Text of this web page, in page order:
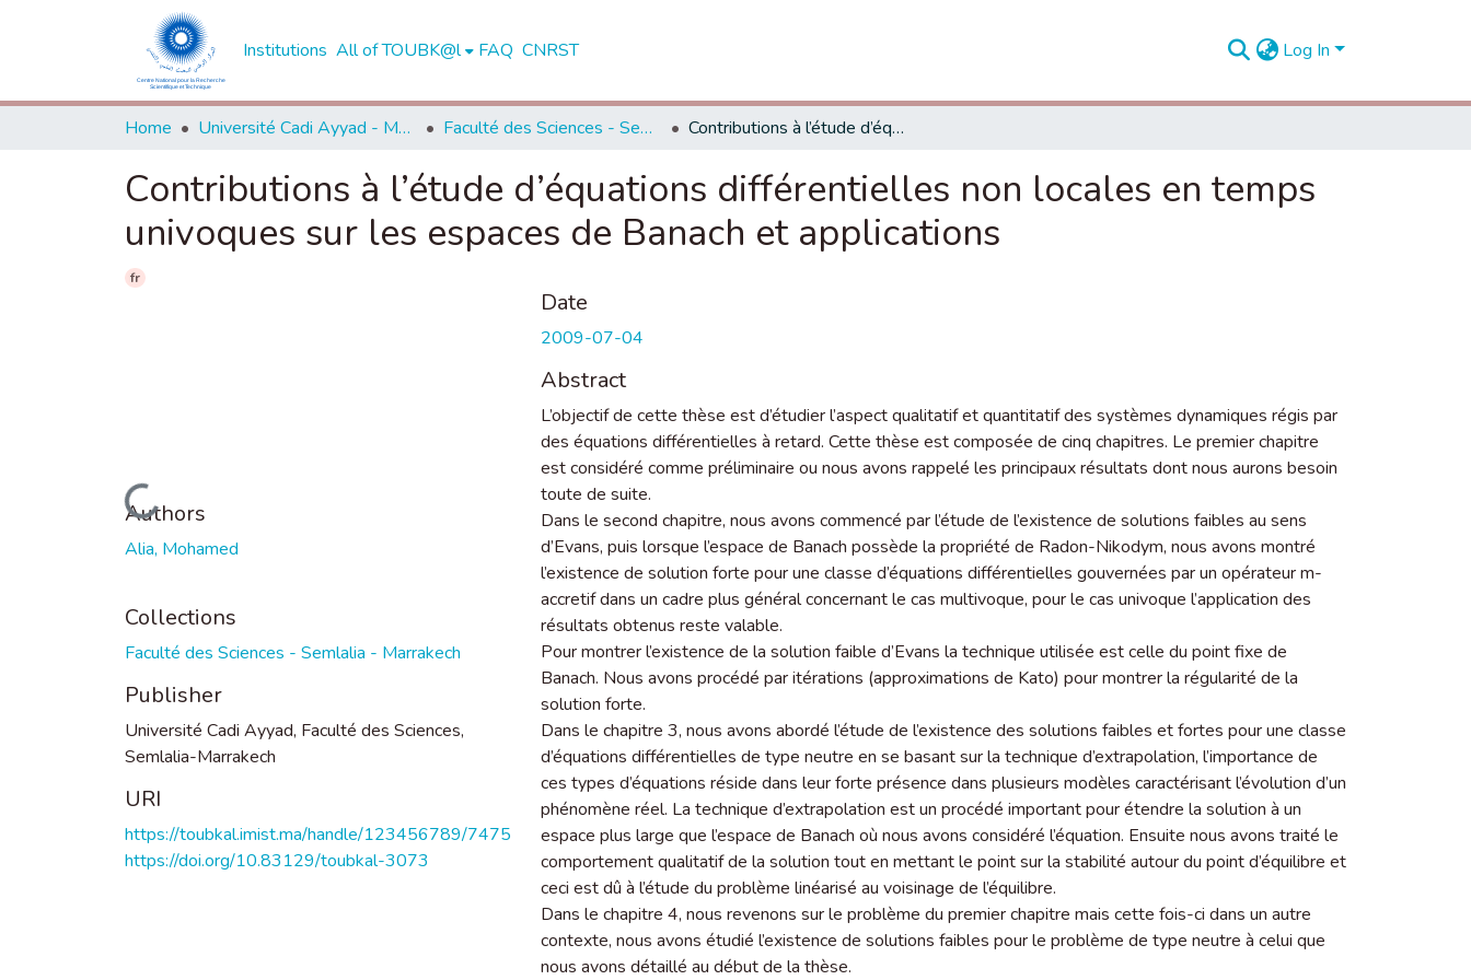
Institutions All of TOUBK@l FAQ CNRST Log In
Home Université Cadi Ayyad - Marrakech Faculté des Sciences - Semlalia - Marrakech Contributions à l’étude d’équations différentielles non locales en temps univoques sur les espaces de Banach et applications
Contributions à l’étude d’équations différentielles non locales en temps
univoques sur les espaces de Banach et applications
fr
Loading...
Authors
Alia, Mohamed
Collections
Faculté des Sciences - Semlalia - Marrakech
Publisher
Université Cadi Ayyad, Faculté des Sciences,
Semlalia-Marrakech
URI
https://toubkal.imist.ma/handle/123456789/7475
https://doi.org/10.83129/toubkal-3073
Date
2009-07-04
Abstract
L’objectif de cette thèse est d’étudier l’aspect qualitatif et quantitatif des systèmes dynamiques régis par
des équations différentielles à retard. Cette thèse est composée de cinq chapitres. Le premier chapitre
est considéré comme préliminaire ou nous avons rappelé les principaux résultats dont nous aurons besoin
toute de suite.
Dans le second chapitre, nous avons commencé par l’étude de l’existence de solutions faibles au sens
d’Evans, puis lorsque l’espace de Banach possède la propriété de Radon-Nikodym, nous avons montré
l’existence de solution forte pour une classe d’équations différentielles gouvernées par un opérateur m-
accretif dans un cadre plus général concernant le cas multivoque, pour le cas univoque l’application des
résultats obtenus reste valable.
Pour montrer l’existence de la solution faible d’Evans la technique utilisée est celle du point fixe de
Banach. Nous avons procédé par itérations (approximations de Kato) pour montrer la régularité de la
solution forte.
Dans le chapitre 3, nous avons abordé l’étude de l’existence des solutions faibles et fortes pour une classe
d’équations différentielles de type neutre en se basant sur la technique d’extrapolation, l’importance de
ces types d’équations réside dans leur forte présence dans plusieurs modèles caractérisant l’évolution d’un
phénomène réel. La technique d’extrapolation est un procédé important pour étendre la solution à un
espace plus large que l’espace de Banach où nous avons considéré l’équation. Ensuite nous avons traité le
comportement qualitatif de la solution tout en mettant le point sur la stabilité autour du point d’équilibre et
ceci est dû à l’étude du problème linéarisé au voisinage de l’équilibre.
Dans le chapitre 4, nous revenons sur le problème du premier chapitre mais cette fois-ci dans un autre
contexte, nous avons étudié l’existence de solutions faibles pour le problème de type neutre à celui que
nous avons détaillé au début de la thèse.